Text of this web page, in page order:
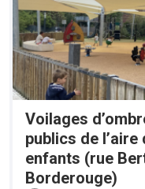
Voilages
publics de l’aire
enfants (rue
Borderouge)